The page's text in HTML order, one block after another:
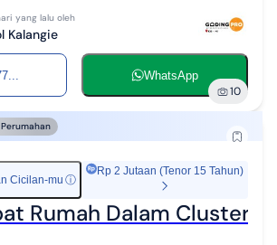
yang lalu oleh
Kalangie
WhatsApp
10
Cicilan-mu ⓘ
Rp 2 Jutaan (Tenor 15 Tahun)
Rumah Dalam Cluster